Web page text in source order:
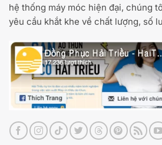
hệ thống máy móc hiện đại, chúng
yêu cầu khắt khe về chất lượng, số